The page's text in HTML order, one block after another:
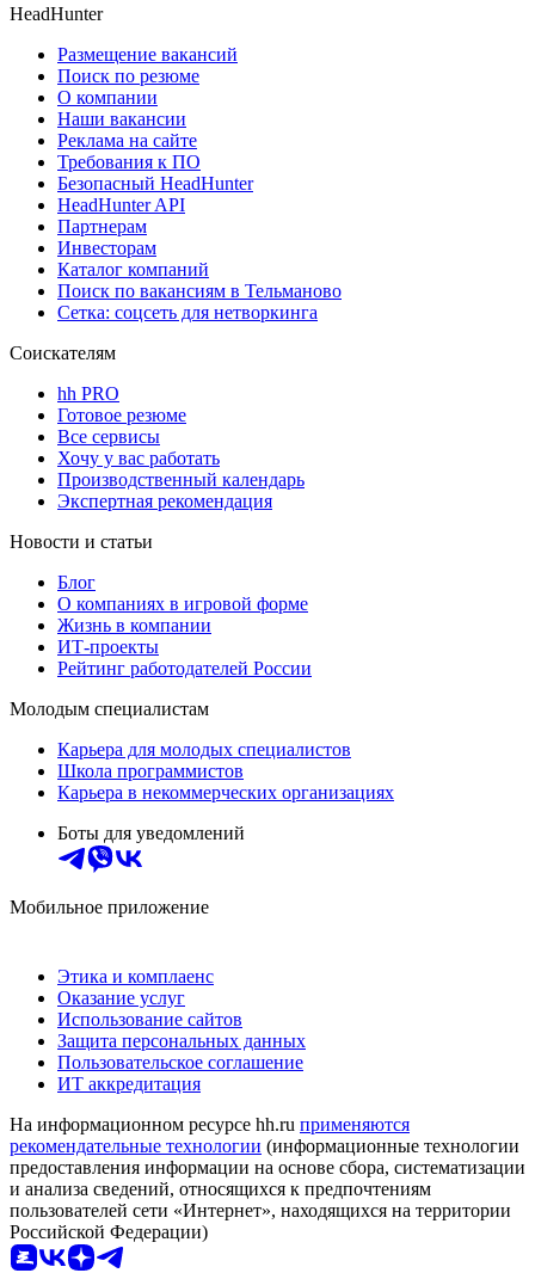
HeadHunter
Размещение вакансий
Поиск по резюме
О компании
Наши вакансии
Реклама на сайте
Требования к ПО
Безопасный HeadHunter
HeadHunter API
Партнерам
Инвесторам
Каталог компаний
Поиск по вакансиям в Тельманово
Сетка: соцсеть для нетворкинга
Соискателям
hh PRO
Готовое резюме
Все сервисы
Хочу у вас работать
Производственный календарь
Экспертная рекомендация
Новости и статьи
Блог
О компаниях в игровой форме
Жизнь в компании
ИТ-проекты
Рейтинг работодателей России
Молодым специалистам
Карьера для молодых специалистов
Школа программистов
Карьера в некоммерческих организациях
Боты для уведомлений
Мобильное приложение
Этика и комплаенс
Оказание услуг
Использование сайтов
Защита персональных данных
Пользовательское соглашение
ИТ аккредитация
На информационном ресурсе hh.ru применяются
рекомендательные технологии (информационные технологии
предоставления информации на основе сбора, систематизации
и анализа сведений, относящихся к предпочтениям
пользователей сети «Интернет», находящихся на территории
Российской Федерации)